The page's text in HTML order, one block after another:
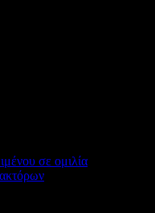
σε ομιλία